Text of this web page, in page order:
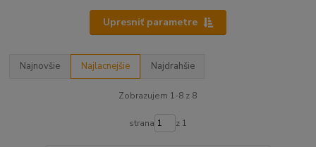
Upresniť parametre
Najnovšie Najlacnejšie Najdrahšie
Zobrazujem 1-8 z 8
strana z 1